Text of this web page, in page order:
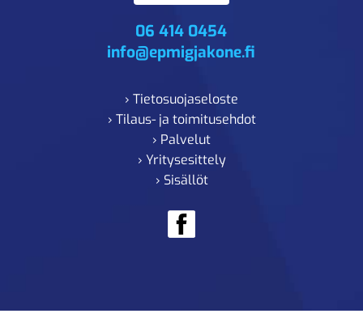
06 414 0454
info@epmigjakone.fi
› Tietosuojaseloste
› Tilaus- ja toimitusehdot
› Palvelut
› Yritysesittely
› Sisällöt